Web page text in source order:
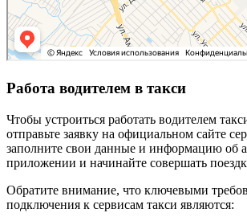
Работа водителем в такси
Чтобы устроиться работать водителем
отправьте заявку на официальном сайте
заполните свои данные и информацию об
приложении и начинайте совершать
Обратите внимание, что ключевыми
подключения к сервисам такси являются: